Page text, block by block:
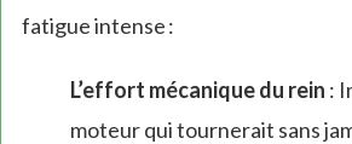
fatigue intense :
L’effort mécanique du rein :
moteur qui tournerait sans